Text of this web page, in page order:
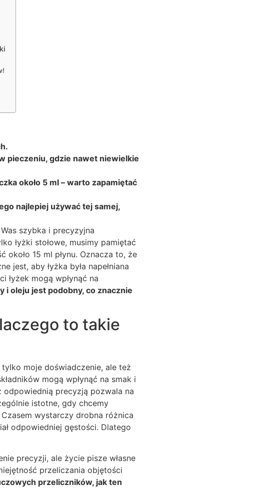
pieczeniu, gdzie nawet niewielkie
około 5 ml – warto zapamiętać
najlepiej używać tej samej,
szybka i precyzyjna
łyżki stołowe, musimy pamiętać
około 15 ml płynu. Oznacza to, że
jest, aby łyżka była napełniana
łyżek mogą wpłynąć na
i oleju jest podobny, co znacznie
to takie
moje doświadczenie, ale też
mogą wpłynąć na smak i
odpowiednią precyzją pozwala na
istotne, gdy chcemy
wystarczy drobna różnica
odpowiedniej gęstości. Dlatego
precyzji, ale życie pisze własne
przeliczania objętości
przeliczników, jak ten